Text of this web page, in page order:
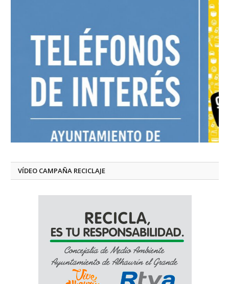
VÍDEO CAMPAÑA RECICLAJE